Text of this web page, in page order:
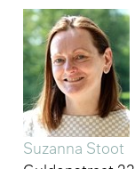
Suzanna Stoot